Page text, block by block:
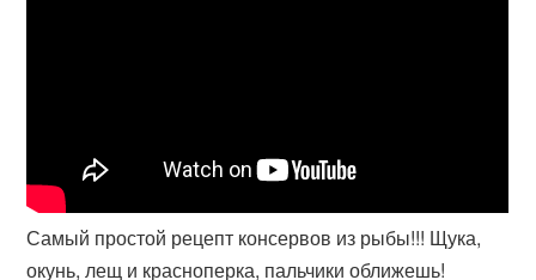
Самый простой рецепт консервов из рыбы!!! Щука,
окунь, лещ и красноперка, пальчики оближешь!